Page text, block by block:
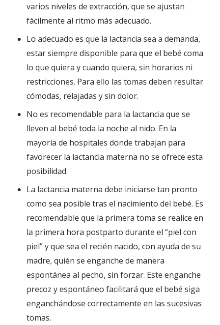
varios niveles de extracción, que se ajustan
fácilmente al ritmo más adecuado.
Lo adecuado es que la lactancia sea a demanda,
estar siempre disponible para que el bebé coma
lo que quiera y cuando quiera, sin horarios ni
restricciones. Para ello las tomas deben resultar
cómodas, relajadas y sin dolor.
No es recomendable para la lactancia que se
lleven al bebé toda la noche al nido. En la
mayoría de hospitales donde trabajan para
favorecer la lactancia materna no se ofrece esta
posibilidad.
La lactancia materna debe iniciarse tan pronto
como sea posible tras el nacimiento del bebé. Es
recomendable que la primera toma se realice en
la primera hora postparto durante el “piel con
piel” y que sea el recién nacido, con ayuda de su
madre, quién se enganche de manera
espontánea al pecho, sin forzar. Este enganche
precoz y espontáneo facilitará que el bebé siga
enganchándose correctamente en las sucesivas
tomas.